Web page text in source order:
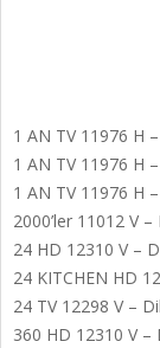
1 AN TV 11976 H
1 AN TV 11976 H
1 AN TV 11976 H
2000’ler 11012 V
24 HD 12310 V –
24 KITCHEN HD
24 TV 12298 V –
360 HD 12310 V –